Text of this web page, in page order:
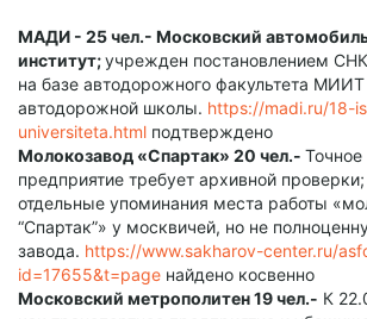
МАДИ - 25 чел.- Московский
институт;учрежден постановлением
на базе автодорожного факультета
автодорожной школы. https://madi.ru/18-
universiteta.html подтверждено
Молокозавод «Спартак» 20 чел.-
предприятие требует архивной
отдельные упоминания места работы
“Спартак”» у москвичей, но не
завода. https://www.sakharov-center.ru/
id=17655&t=page найдено косвенно
Московский метрополитен 19 чел.- К